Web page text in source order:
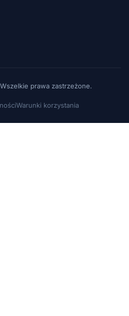
prawa zastrzeżone.
Warunki korzystania